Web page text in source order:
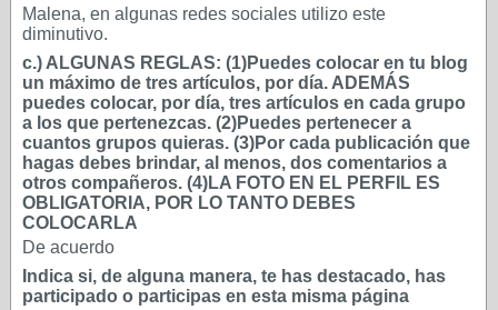
Malena, en algunas redes sociales utilizo este
diminutivo.
c.) ALGUNAS REGLAS: (1)Puedes colocar en tu blog
un máximo de tres artículos, por día. ADEMÁS
puedes colocar, por día, tres artículos en cada grupo
a los que pertenezcas. (2)Puedes pertenecer a
cuantos grupos quieras. (3)Por cada publicación que
hagas debes brindar, al menos, dos comentarios a
otros compañeros. (4)LA FOTO EN EL PERFIL ES
OBLIGATORIA, POR LO TANTO DEBES
COLOCARLA
De acuerdo
Indica si, de alguna manera, te has destacado, has
participado o participas en esta misma página